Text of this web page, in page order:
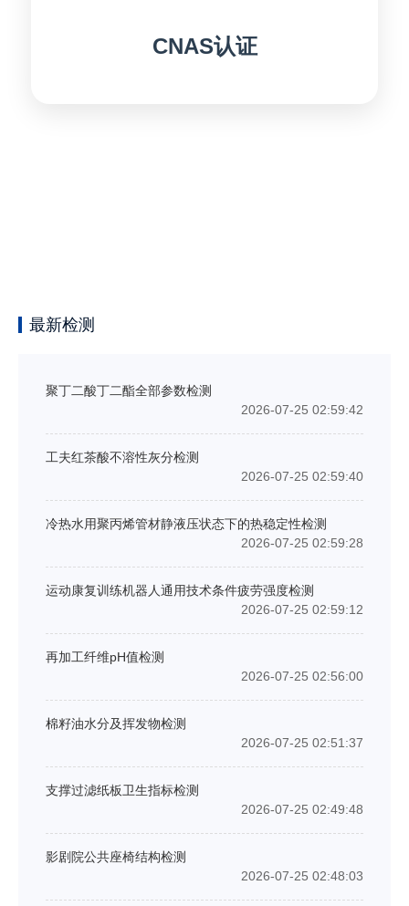
CNAS认证
最新检测
聚丁二酸丁二酯全部参数检测
2026-07-25 02:59:42
工夫红茶酸不溶性灰分检测
2026-07-25 02:59:40
冷热水用聚丙烯管材静液压状态下的热稳定性检测
2026-07-25 02:59:28
运动康复训练机器人通用技术条件疲劳强度检测
2026-07-25 02:59:12
再加工纤维pH值检测
2026-07-25 02:56:00
棉籽油水分及挥发物检测
2026-07-25 02:51:37
支撑过滤纸板卫生指标检测
2026-07-25 02:49:48
影剧院公共座椅结构检测
2026-07-25 02:48:03